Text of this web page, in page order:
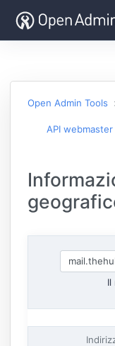
Open Admin Tools
API webmaster
Il